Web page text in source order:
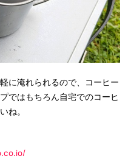
に淹れられるので、コーヒー
ではもちろん自宅でのコーヒ
ね。